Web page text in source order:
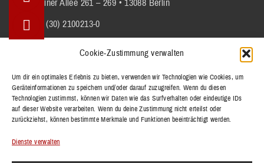
Cookie-Zustimmung verwalten
Um dir ein optimales Erlebnis zu bieten, verwenden wir Technologien wie Cookies, um
Geräteinformationen zu speichern und/oder darauf zuzugreifen. Wenn du diesen
Technologien zustimmst, können wir Daten wie das Surfverhalten oder eindeutige IDs
auf dieser Website verarbeiten. Wenn du deine Zustimmung nicht erteilst oder
zurückziehst, können bestimmte Merkmale und Funktionen beeinträchtigt werden.
Dienste verwalten
Berliner Allee 261 – 269 • 13088 Berlin
+49 (30) 2100213-0
STÜHLE
BÄNKE
TISCHE
REFERENZEN